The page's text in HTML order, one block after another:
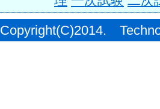
Copyright(C)2014.